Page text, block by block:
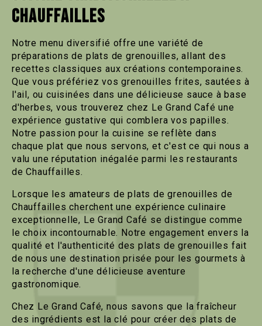
CHAUFFAILLES
Notre menu diversifié offre une variété de
préparations de plats de grenouilles, allant des
recettes classiques aux créations contemporaines.
Que vous préfériez vos grenouilles frites, sautées à
l'ail, ou cuisinées dans une délicieuse sauce à base
d'herbes, vous trouverez chez Le Grand Café une
expérience gustative qui comblera vos papilles.
Notre passion pour la cuisine se reflète dans
chaque plat que nous servons, et c'est ce qui nous a
valu une réputation inégalée parmi les restaurants
de Chauffailles.
Lorsque les amateurs de plats de grenouilles de
Chauffailles cherchent une expérience culinaire
exceptionnelle, Le Grand Café se distingue comme
le choix incontournable. Notre engagement envers la
qualité et l'authenticité des plats de grenouilles fait
de nous une destination prisée pour les gourmets à
la recherche d'une délicieuse aventure
gastronomique.
Chez Le Grand Café, nous savons que la fraîcheur
des ingrédients est la clé pour créer des plats de